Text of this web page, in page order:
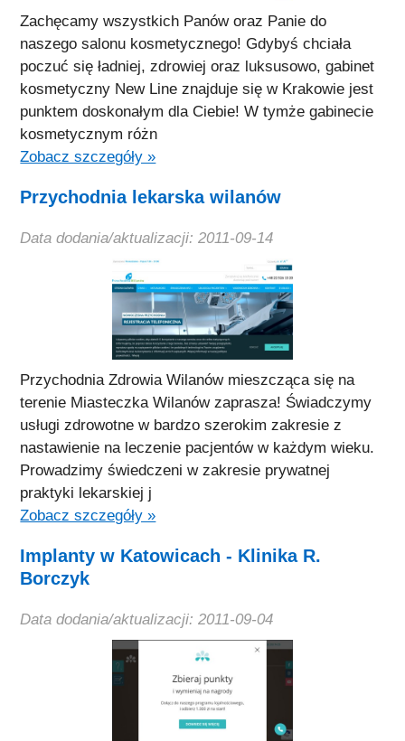
Zachęcamy wszystkich Panów oraz Panie do
naszego salonu kosmetycznego! Gdybyś chciała
poczuć się ładniej, zdrowiej oraz luksusowo, gabinet
kosmetyczny New Line znajduje się w Krakowie jest
punktem doskonałym dla Ciebie! W tymże gabinecie
kosmetycznym różn
Zobacz szczegóły »
Przychodnia lekarska wilanów
Data dodania/aktualizacji: 2011-09-14
Przychodnia Zdrowia Wilanów mieszcząca się na
terenie Miasteczka Wilanów zaprasza! Świadczymy
usługi zdrowotne w bardzo szerokim zakresie z
nastawienie na leczenie pacjentów w każdym wieku.
Prowadzimy świedczeni w zakresie prywatnej
praktyki lekarskiej j
Zobacz szczegóły »
Implanty w Katowicach - Klinika R.
Borczyk
Data dodania/aktualizacji: 2011-09-04